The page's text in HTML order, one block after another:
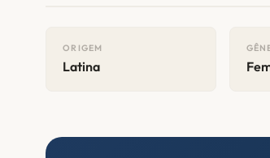
ORIGEM
Latina